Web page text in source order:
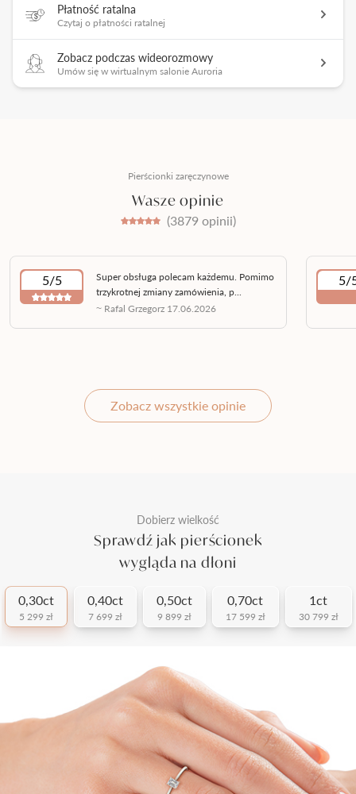
Płatność ratalna
Czytaj o płatności ratalnej
Zobacz podczas wideorozmowy
Umów się w wirtualnym salonie Auroria
Pierścionki zaręczynowe
Wasze opinie
(3879 opinii)
5/5
Super obsługa polecam każdemu. Pomimo
trzykrotnej zmiany zamówienia, p...
~ Rafal Grzegorz 17.06.2026
5/
Zobacz wszystkie opinie
Dobierz wielkość
Sprawdź jak pierścionek
wygląda na dłoni
0,30ct
5 299 zł
0,40ct
7 699 zł
0,50ct
9 899 zł
0,70ct
17 599 zł
1ct
30 799 zł